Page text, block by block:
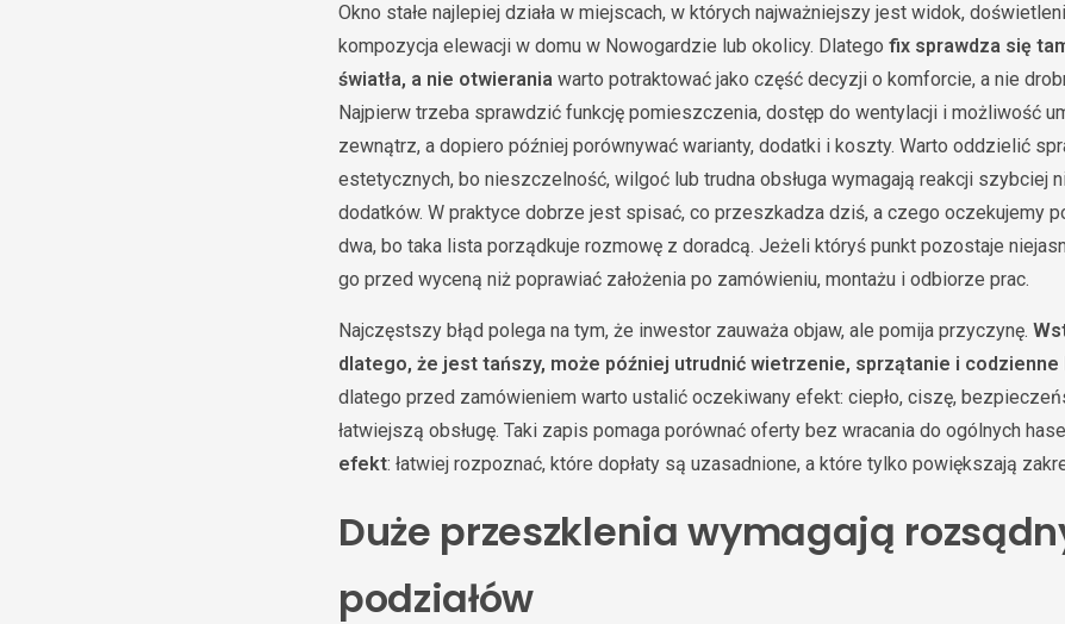
Okno stałe najlepiej działa w miejscach, w których najważniejszy jest widok,
kompozycja elewacji w domu w Nowogardzie lub okolicy. Dlatego fix sprawdza się
światła, a nie otwierania warto potraktować jako część decyzji o komforcie, a nie
Najpierw trzeba sprawdzić funkcję pomieszczenia, dostęp do wentylacji i możliwość
zewnątrz, a dopiero później porównywać warianty, dodatki i koszty. Warto oddzielić
estetycznych, bo nieszczelność, wilgoć lub trudna obsługa wymagają reakcji szybciej
dodatków. W praktyce dobrze jest spisać, co przeszkadza dziś, a czego oczekujemy
dwa, bo taka lista porządkuje rozmowę z doradcą. Jeżeli któryś punkt pozostaje
go przed wyceną niż poprawiać założenia po zamówieniu, montażu i odbiorze prac.
Najczęstszy błąd polega na tym, że inwestor zauważa objaw, ale pomija przyczynę.
dlatego, że jest tańszy, może później utrudnić wietrzenie, sprzątanie i
dlatego przed zamówieniem warto ustalić oczekiwany efekt: ciepło, ciszę,
łatwiejszą obsługę. Taki zapis pomaga porównać oferty bez wracania do ogólnych
efekt: łatwiej rozpoznać, które dopłaty są uzasadnione, a które tylko powiększają
Duże przeszklenia wymagają
podziałów